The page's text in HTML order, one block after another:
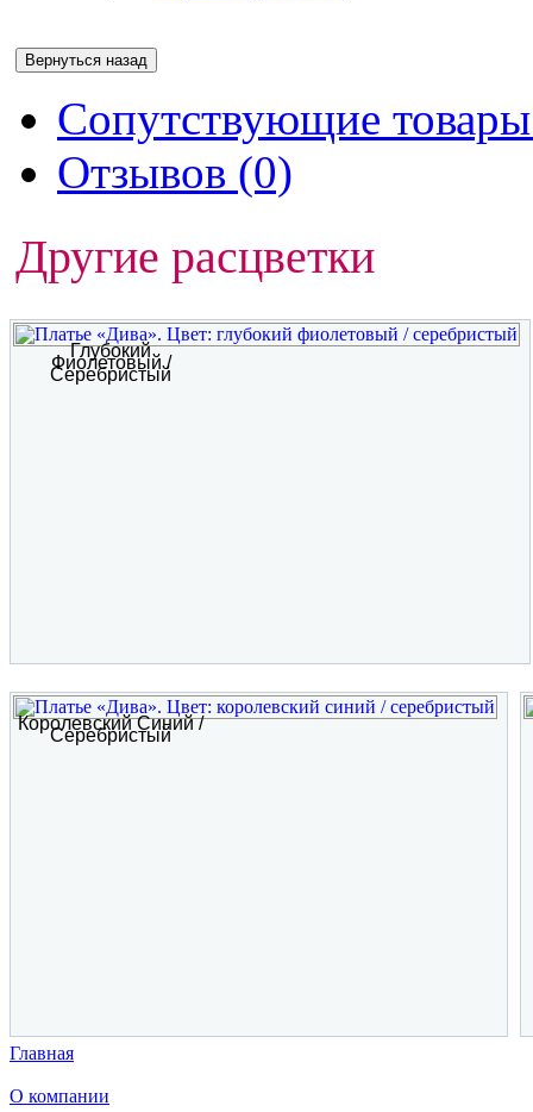
Сопутствующие
Отзывов (0)
Другие расцветки
Глубокий
Фиолетовый /
Серебристый
Королевский Синий /
Серебристый
Главная
О компании